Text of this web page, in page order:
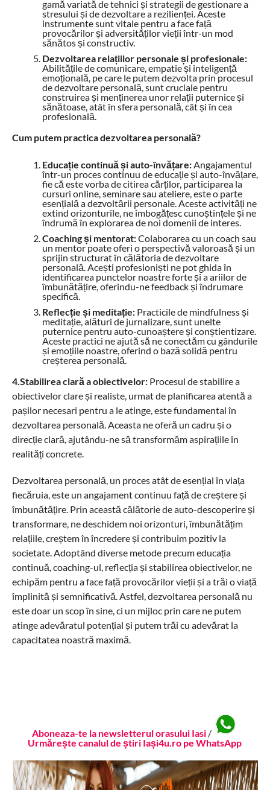
gamă variată de tehnici și strategii de gestionare a
stresului și de dezvoltare a rezilienței. Aceste
instrumente sunt vitale pentru a face față
provocărilor și adversităților vieții într-un mod
sănătos și constructiv.
Dezvoltarea relațiilor personale și profesionale:
Abilitățile de comunicare, empatie și inteligență
emoțională, pe care le putem dezvolta prin procesul
de dezvoltare personală, sunt cruciale pentru
construirea și menținerea unor relații puternice și
sănătoase, atât în sfera personală, cât și în cea
profesională.
Cum putem practica dezvoltarea personală?
Educație continuă și auto-învățare:Angajamentul
într-un proces continuu de educație și auto-învățare,
fie că este vorba de citirea cărților, participarea la
cursuri online, seminare sau ateliere, este o parte
esențială a dezvoltării personale. Aceste activități ne
extind orizonturile, ne îmbogățesc cunoștințele și ne
îndrumă în explorarea de noi domenii de interes.
Coaching și mentorat:Colaborarea cu un coach sau
un mentor poate oferi o perspectivă valoroasă și un
sprijin structurat în călătoria de dezvoltare
personală. Acești profesioniști ne pot ghida în
identificarea punctelor noastre forte și a ariilor de
îmbunătățire, oferindu-ne feedback și îndrumare
specifică.
Reflecție și meditație:Practicile de mindfulness și
meditație, alături de jurnalizare, sunt unelte
puternice pentru auto-cunoaștere și conștientizare.
Aceste practici ne ajută să ne conectăm cu gândurile
și emoțiile noastre, oferind o bază solidă pentru
creșterea personală.
4.Stabilirea clară a obiectivelor:Procesul de stabilire a
obiectivelor clare și realiste, urmat de planificarea atentă a
pașilor necesari pentru a le atinge, este fundamental în
dezvoltarea personală. Aceasta ne oferă un cadru și o
direcție clară, ajutându-ne să transformăm aspirațiile în
realități concrete.
Dezvoltarea personală, un proces atât de esențial în viața
fiecăruia, este un angajament continuu față de creștere și
îmbunătățire. Prin această călătorie de auto-descoperire și
transformare, ne deschidem noi orizonturi, îmbunătățim
relațiile, creștem în încredere și contribuim pozitiv la
societate. Adoptând diverse metode precum educația
continuă, coaching-ul, reflecția și stabilirea obiectivelor, ne
echipăm pentru a face față provocărilor vieții și a trăi o viață
împlinită și semnificativă. Astfel, dezvoltarea personală nu
este doar un scop în sine, ci un mijloc prin care ne putem
atinge adevăratul potențial și putem trăi cu adevărat la
capacitatea noastră maximă.
Aboneaza-te la newsletterul orasului Iasi /
Urmărește canalul de știri Iași4u.ro pe WhatsApp